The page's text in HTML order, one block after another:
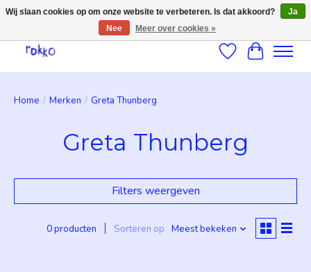
Verlanglijst
Home / Merken / Greta Thunberg
Greta Thunberg
Filters weergeven
0 producten Sorteren op Meest bekeken
Wij slaan cookies op om onze website te verbeteren. Is dat akkoord?
Ja
Nee
Meer over cookies »